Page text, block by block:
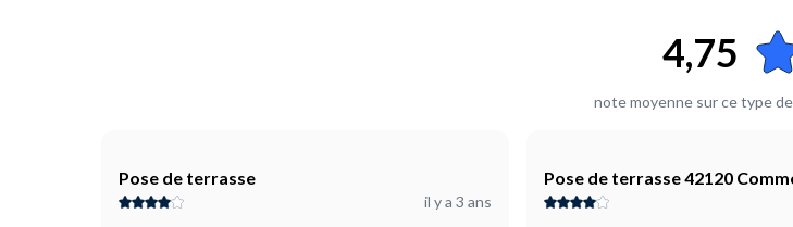
4,75
note moyenne sur ce type
Pose de terrasse
il y a 3 ans
Pose de terrasse 42120